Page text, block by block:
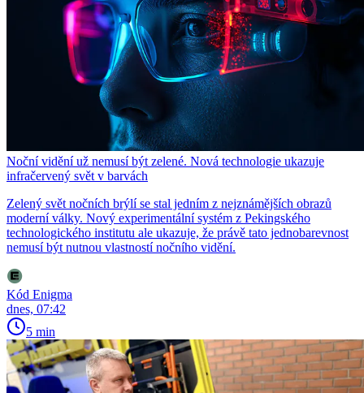
Noční vidění už nemusí být zelené. Nová technologie ukazuje
infračervený svět v barvách
Zelený svět nočních brýlí se stal jedním z nejznámějších obrazů
moderní války. Nový experimentální systém z Pekingského
technologického institutu ale ukazuje, že právě tato jednobarevnost
nemusí být nutnou vlastností nočního vidění.
Kód Enigma
dnes, 07:42
5 min